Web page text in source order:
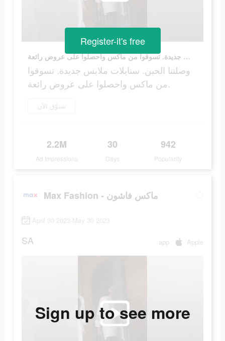
وصلتنا الحين. ستايلات ملابس جديدة. تسوقوا من ماكس واحصلوا على عروض رائعة.
وصلتنا الحين. ستايلات ملابس جديدة. تسوقوا
من ماكس واحصلوا على عروض رائعة.
تسوَّق الآن
2.2M
Ad Impressions
30
Days
942
Popularity
Register-it's free
Max Fashion - ماكس فاشون
April 30 2023-May 30 2023
SA app Apple
Sign up to see more